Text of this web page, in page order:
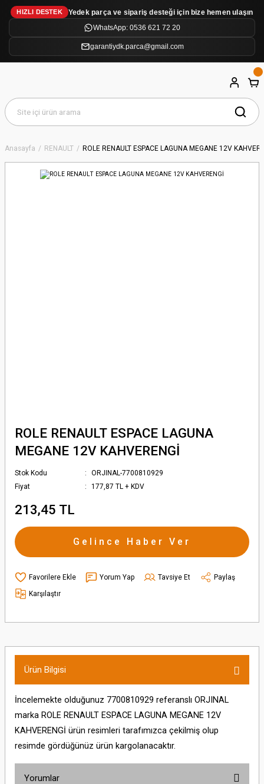
HIZLI DESTEK
Yedek parça ve sipariş desteği için bize hemen ulaşın
WhatsApp: 0536 621 72 20
garantiydk.parca@gmail.com
Anasayfa RENAULT ROLE RENAULT ESPACE LAGUNA MEGANE 12V
ROLE RENAULT ESPACE LAGUNA
MEGANE 12V KAHVERENGİ
Stok Kodu
ORJINAL-7700810929
Fiyat
177,87 TL + KDV
213,45 TL
Gelince Haber Ver
Yorum Yap Tavsiye Et
Paylaş
Karşılaştır
Ürün Bilgisi
İncelemekte olduğunuz 7700810929 referanslı ORJINAL
marka ROLE RENAULT ESPACE LAGUNA MEGANE 12V
KAHVERENGİ ürün resimleri tarafımızca çekilmiş olup
resimde gördüğünüz ürün kargolanacaktır.
Yorumlar